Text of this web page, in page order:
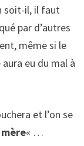
soit-il, il faut
par d’autres
même si le
eu du mal à
et l’on se
« …